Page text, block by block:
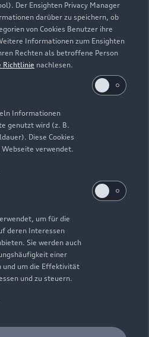
Der Ensighten Privacy Manager
darüber zu speichern, ob
von Cookies Benutzer ihre
Informationen zum Ensighten
Rechten als betroffene Person
Richtlinie nachlesen.
Informationen
genutzt wird (z. B.
Diese Cookies
verwendet.
um für die
deren Interessen
Sie werden auch
einer
und um die Effektivität
und zu steuern.
Zurück nach oben
vorbehalten